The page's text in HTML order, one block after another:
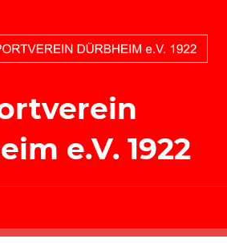
e.V. 1922